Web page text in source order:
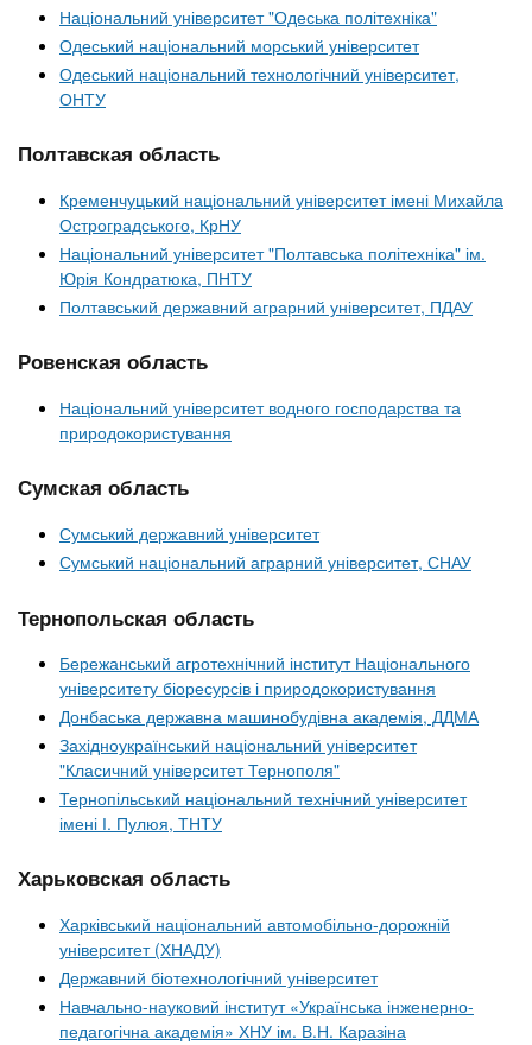
Національний університет "Одеська політехніка"
Одеський національний морський університет
Одеський національний технологічний університет,
ОНТУ
Полтавская область
Кременчуцький національний університет імені Михайла
Остроградського, КрНУ
Національний університет "Полтавська політехніка" ім.
Юрія Кондратюка, ПНТУ
Полтавський державний аграрний університет, ПДАУ
Ровенская область
Національний університет водного господарства та
природокористування
Сумская область
Сумський державний університет
Сумський національний аграрний університет, СНАУ
Тернопольская область
Бережанський агротехнічний інститут Національного
університету біоресурсів і природокористування
Донбаська державна машинобудівна академія, ДДМА
Західноукраїнський національний університет
"Класичний університет Тернополя"
Тернопільський національний технічний університет
імені І. Пулюя, ТНТУ
Харьковская область
Харківський національний автомобільно-дорожній
університет (ХНАДУ)
Державний біотехнологічний університет
Навчально-науковий інститут «Українська інженерно-
педагогічна академія» ХНУ ім. В.Н. Каразіна